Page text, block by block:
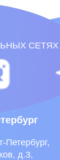
Петербург,
д.3,